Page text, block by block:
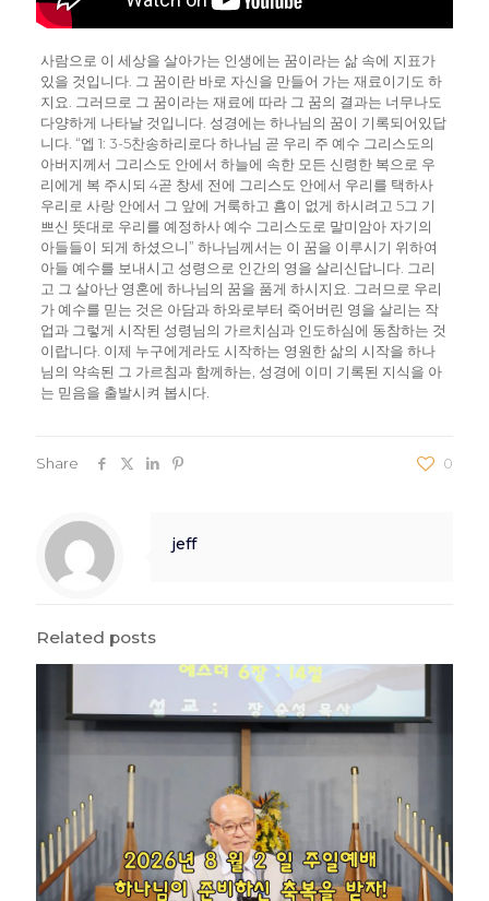
사람으로 이 세상을 살아가는 인생에는 꿈이라는 삶 속에 지표가
있을 것입니다. 그 꿈이란 바로 자신을 만들어 가는 재료이기도 하
지요. 그러므로 그 꿈이라는 재료에 따라 그 꿈의 결과는 너무나도
다양하게 나타날 것입니다. 성경에는 하나님의 꿈이 기록되어있답
니다. “엡 1: 3-5찬송하리로다 하나님 곧 우리 주 예수 그리스도의
아버지께서 그리스도 안에서 하늘에 속한 모든 신령한 복으로 우
리에게 복 주시되 4곧 창세 전에 그리스도 안에서 우리를 택하사
우리로 사랑 안에서 그 앞에 거룩하고 흠이 없게 하시려고 5그 기
쁘신 뜻대로 우리를 예정하사 예수 그리스도로 말미암아 자기의
아들들이 되게 하셨으니” 하나님께서는 이 꿈을 이루시기 위하여
아들 예수를 보내시고 성령으로 인간의 영을 살리신답니다. 그리
고 그 살아난 영혼에 하나님의 꿈을 품게 하시지요. 그러므로 우리
가 예수를 믿는 것은 아담과 하와로부터 죽어버린 영을 살리는 작
업과 그렇게 시작된 성령님의 가르치심과 인도하심에 동참하는 것
이랍니다. 이제 누구에게라도 시작하는 영원한 삶의 시작을 하나
님의 약속된 그 가르침과 함께하는, 성경에 이미 기록된 지식을 아
는 믿음을 출발시켜 봅시다.
Share 0
jeff
Related posts